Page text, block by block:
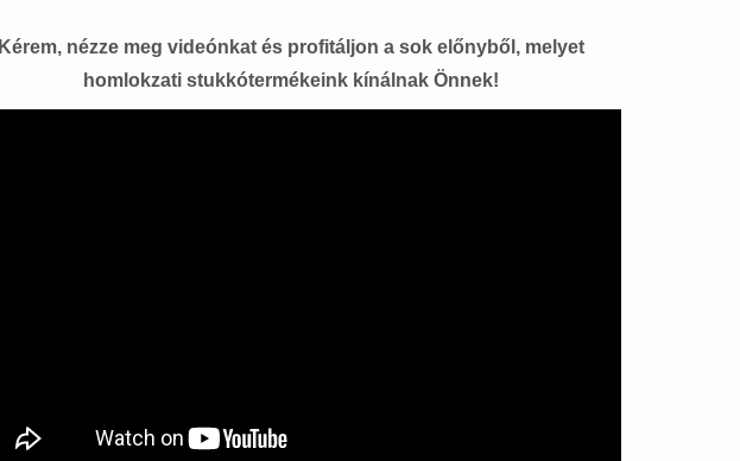
Kérem, nézze meg videónkat és profitáljon a sok előnyből, melyet
homlokzati stukkótermékeink kínálnak Önnek!